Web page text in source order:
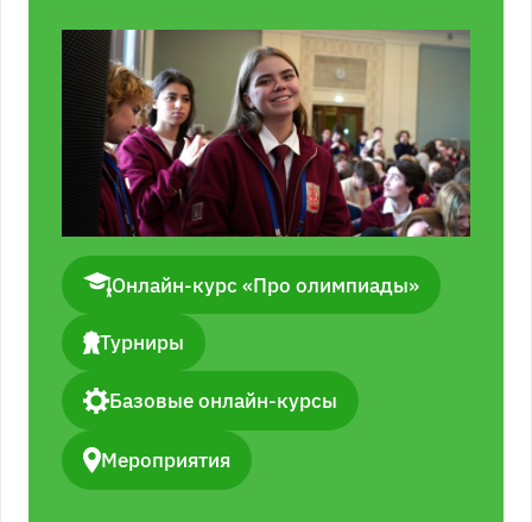
Онлайн-курс «Про олимпиады»
Турниры
Базовые онлайн-курсы
Мероприятия